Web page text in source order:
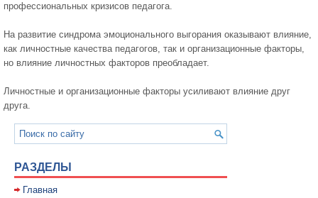
профессиональных кризисов педагога.
На развитие синдрома эмоционального выгорания оказывают влияние,
как личностные качества педагогов, так и организационные факторы,
но влияние личностных факторов преобладает.
Личностные и организационные факторы усиливают влияние друг
друга.
РАЗДЕЛЫ
Главная